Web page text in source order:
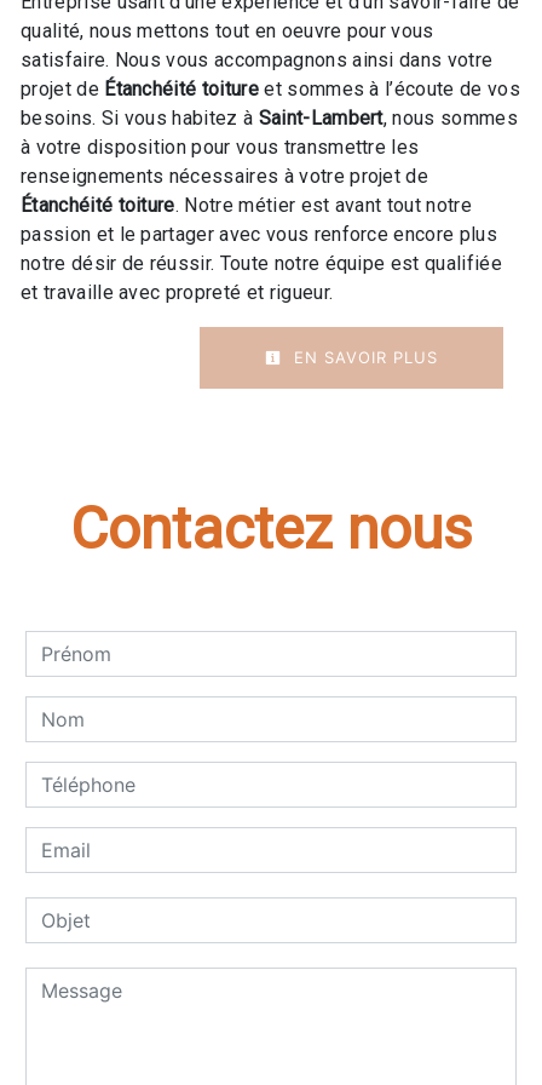
qualité, nous mettons tout en oeuvre pour vous
satisfaire. Nous vous accompagnons ainsi dans votre
projet de Étanchéité toitureet sommes à l’écoute de vos
besoins. Si vous habitez à Saint-Lambert, nous sommes
à votre disposition pour vous transmettre les
renseignements nécessaires à votre projet de
Étanchéité toiture. Notre métier est avant tout notre
passion et le partager avec vous renforce encore plus
notre désir de réussir. Toute notre équipe est qualifiée
et travaille avec propreté et rigueur.
EN SAVOIR PLUS
Contactez nous